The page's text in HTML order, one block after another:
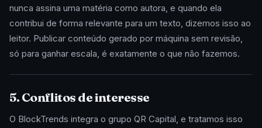
nunca assina uma matéria como autora, e quando ela
contribui de forma relevante para um texto, dizemos isso ao
leitor. Publicar conteúdo gerado por máquina sem revisão,
só para ganhar escala, é exatamente o que não fazemos.
5. Conflitos de interesse
O BlockTrends integra o grupo QR Capital, e tratamos isso